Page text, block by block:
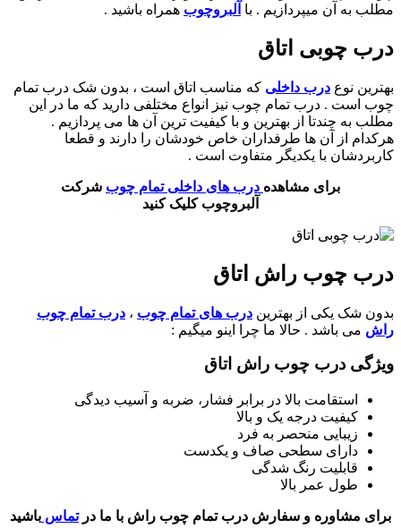
مطلب به آن میپردازیم . با آلبروچوب همراه باشید .
درب چوبی اتاق
بهترین نوع درب داخلی که مناسب اتاق است ، بدون شک درب تمام
چوب است . درب تمام چوب نیز انواع مختلفی دارید که ما در این
مطلب به چندتا از بهترین و با کیفیت ترین آن ها می پردازیم .
هرکدام از آن ها طرفداران خاص خودشان را دارند و قطعا
کاربردشان با یکدیگر متفاوت است .
برای مشاهده درب های داخلی تمام چوب شرکت
آلبروچوب کلیک کنید
درب چوب راش اتاق
بدون شک یکی از بهترین درب های تمام چوب ، درب تمام چوب
راش می باشد . حالا ما چرا اینو میگیم :
ویژگی درب چوب راش اتاق
استقامت بالا در برابر فشار، ضربه و آسیب دیدگی
کیفیت درجه یک و بالا
زیبایی منحصر به فرد
دارای سطحی صاف و یکدست
قابلیت رنگ شدگی
طول عمر بالا
برای مشاوره و سفارش درب تمام چوب راش با ما درتماس باشید